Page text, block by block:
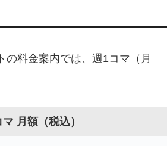
の料金案内では、週1コマ（月
月額（税込）